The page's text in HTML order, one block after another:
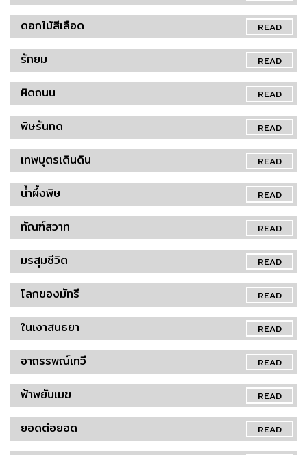
READ
ดอกไม้สีเลือด
READ
รักยม
READ
ผิดถนน
READ
พิษรันทด
READ
เทพบุตรเดินดิน
READ
น้ำผึ้งพิษ
READ
ทัณฑ์สวาท
READ
มรสุมชีวิต
READ
โลกของมัทรี
READ
ในเงาสนธยา
READ
อาถรรพณ์เทวี
READ
ฟ้าพยับเมฆ
READ
ยอดต่อยอด